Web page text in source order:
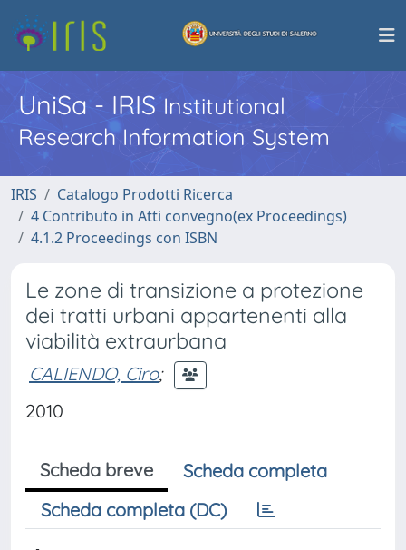
UniSa - IRISInstitutional
Research Information System
IRIS
Catalogo Prodotti Ricerca
4 Contributo in Atti convegno(ex Proceedings)
4.1.2 Proceedings con ISBN
Le zone di transizione a protezione
dei tratti urbani appartenenti alla
viabilità extraurbana
CALIENDO, Ciro;
2010
Scheda breve
Scheda completa
Scheda completa (DC)